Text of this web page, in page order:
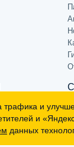
трафика и
и
данных